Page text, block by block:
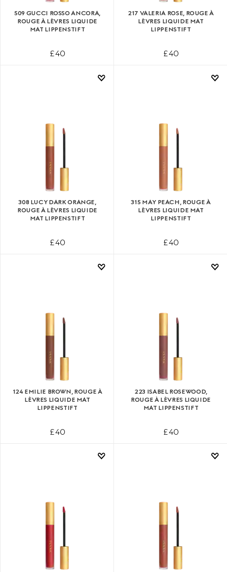
509 GUCCI ROSSO ANCORA,
ROUGE À LÈVRES LIQUIDE
MAT LIPPENSTIFT
£ 40
217 VALERIA ROSE, ROUGE À
LÈVRES LIQUIDE MAT
LIPPENSTIFT
£ 40
308 LUCY DARK ORANGE,
ROUGE À LÈVRES LIQUIDE
MAT LIPPENSTIFT
£ 40
315 MAY PEACH, ROUGE À
LÈVRES LIQUIDE MAT
LIPPENSTIFT
£ 40
124 EMILIE BROWN, ROUGE À
LÈVRES LIQUIDE MAT
LIPPENSTIFT
£ 40
223 ISABEL ROSEWOOD,
ROUGE À LÈVRES LIQUIDE
MAT LIPPENSTIFT
£ 40